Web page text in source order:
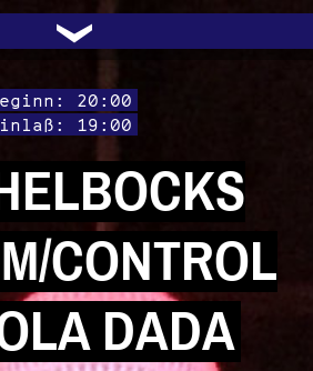
PROGRAMM
ARCHIV
TRANSITTÜR
FACEBOOK
INSTAGRAM
KONTAKT
TRAFO
POLITIK
›
CONTROL
DADA
20:00
19:00